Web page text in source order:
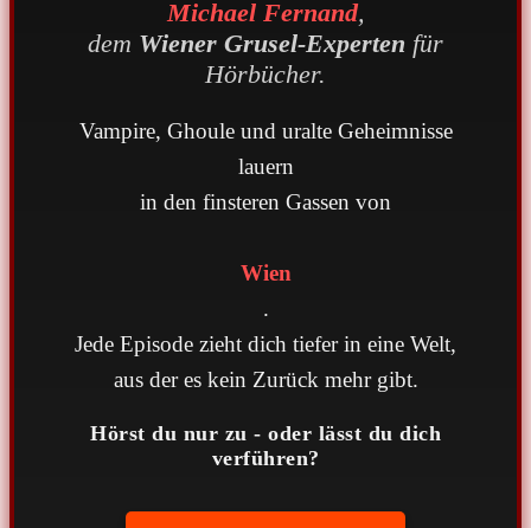
Michael Fernand,
dem Wiener Grusel-Experten für
Hörbücher.
Vampire, Ghoule und uralte Geheimnisse
lauern
in den finsteren Gassen von
Wien
.
Jede Episode zieht dich tiefer in eine Welt,
aus der es kein Zurück mehr gibt.
Hörst du nur zu - oder lässt du dich
verführen?